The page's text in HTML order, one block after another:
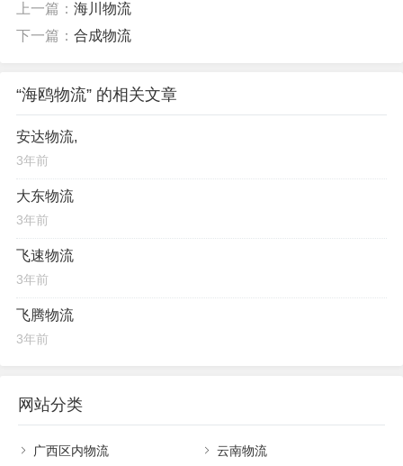
上一篇： 海川物流
下一篇： 合成物流
“海鸥物流” 的相关文章
安达物流,
3年前
大东物流
3年前
飞速物流
3年前
飞腾物流
3年前
网站分类
广西区内物流 云南物流